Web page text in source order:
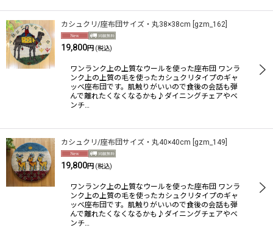
カシュクリ/座布団サイズ・丸38×38cm gzm_162
19,800円 (税込)
ワンランク上の上質なウールを使った座布団 ワンラ
ンク上の上質の毛を使ったカシュクリタイプのギャ
ッベ座布団です。肌触りがいいので食後の会話も弾
んで離れたくなくなるかも♪ダイニングチェアやベ
ンチ…
カシュクリ/座布団サイズ・丸40×40cm gzm_149
19,800円 (税込)
ワンランク上の上質なウールを使った座布団 ワンラ
ンク上の上質の毛を使ったカシュクリタイプのギャ
ッベ座布団です。肌触りがいいので食後の会話も弾
んで離れたくなくなるかも♪ダイニングチェアやベ
ンチ…